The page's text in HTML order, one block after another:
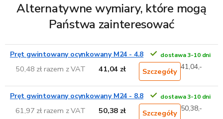
Alternatywne wymiary, które mogą
Państwa zainteresować
Pręt gwintowany ocynkowany M24 - 4.8 dostawa 3-10 dni
50,48 zł razem z VAT 41,04 zł Szczegóły 41,04,-
Pręt gwintowany ocynkowany M24 - 8.8 dostawa 3-10 dni
61,97 zł razem z VAT 50,38 zł Szczegóły 50,38,-